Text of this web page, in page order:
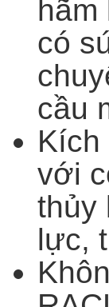
hãm
có
cầu
Kích
với
thủy
lực,